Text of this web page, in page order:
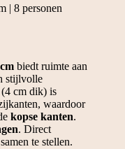
| 8 personen
biedt ruimte aan
stijlvolle
(4 cm dik) is
waardoor
kopse kanten.
. Direct
te stellen.